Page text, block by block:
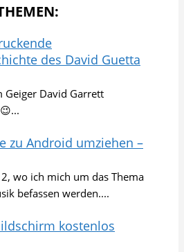
des David Guetta
Geiger David Garrett
zu Android umziehen –
wo ich mich um das Thema
befassen werden....
kostenlos